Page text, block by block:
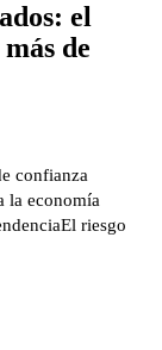
el
de
confianza
la economía
riesgo